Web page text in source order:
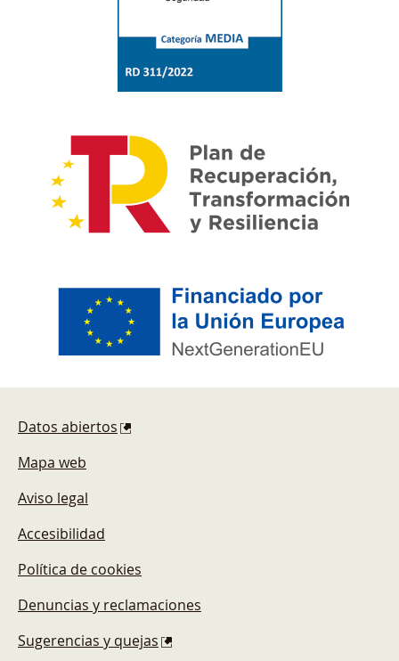
Datos abiertos
Mapa web
Aviso legal
Accesibilidad
Política de cookies
Denuncias y reclamaciones
Sugerencias y quejas